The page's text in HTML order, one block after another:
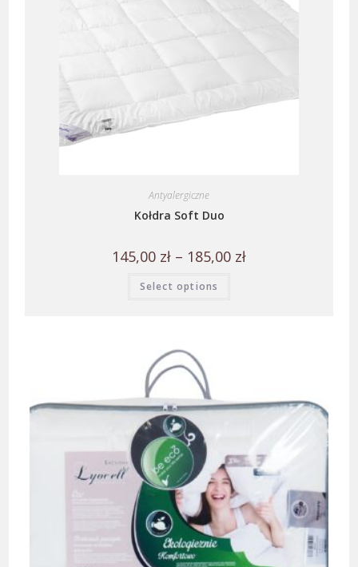
Antyalergiczne
Kołdra Soft Duo
145,00 zł – 185,00 zł
Select options